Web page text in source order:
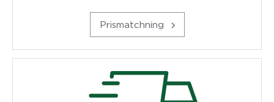
Prismatchning